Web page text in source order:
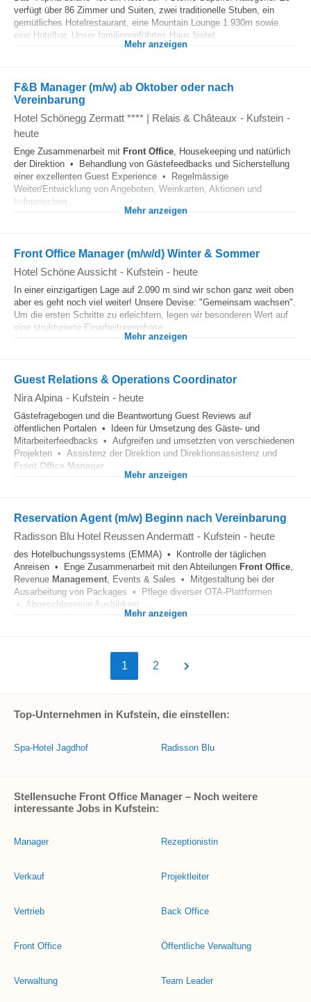
verfügt über 86 Zimmer und Suiten, zwei traditionelle Stuben, ein
gemütliches Hotelrestaurant, eine Mountain Lounge 1.930m sowie
eine Hotelbar. Unser familiengeführtes Haus bietet...
Mehr anzeigen
F&B Manager (m/w) ab Oktober oder nach
Vereinbarung
Hotel Schönegg Zermatt **** | Relais & Châteaux - Kufstein -
heute
Enge Zusammenarbeit mit Front Office, Housekeeping und natürlich
der Direktion • Behandlung von Gästefeedbacks und Sicherstellung
einer exzellenten Guest Experience • Regelmässige
Weiter/Entwicklung von Angeboten, Weinkarten, Aktionen und
kulinarischen...
Mehr anzeigen
Front Office Manager (m/w/d) Winter & Sommer
Hotel Schöne Aussicht - Kufstein - heute
In einer einzigartigen Lage auf 2.090 m sind wir schon ganz weit oben
aber es geht noch viel weiter! Unsere Devise: "Gemeinsam wachsen".
Um die ersten Schritte zu erleichtern, legen wir besonderen Wert auf
eine strukturierte Einarbeitungsphase...
Mehr anzeigen
Guest Relations & Operations Coordinator
Nira Alpina - Kufstein - heute
Gästefragebogen und die Beantwortung Guest Reviews auf
öffentlichen Portalen • Ideen für Umsetzung des Gäste- und
Mitarbeiterfeedbacks • Aufgreifen und umsetzten von verschiedenen
Projekten • Assistenz der Direktion und Direktionsassistenz und
Front Office Manager
Mehr anzeigen
Reservation Agent (m/w) Beginn nach Vereinbarung
Radisson Blu Hotel Reussen Andermatt - Kufstein - heute
des Hotelbuchungssystems (EMMA) • Kontrolle der täglichen
Anreisen • Enge Zusammenarbeit mit den Abteilungen Front Office,
Revenue Management, Events & Sales • Mitgestaltung bei der
Ausarbeitung von Packages • Pflege diverser OTA-Plattformen
• Abgeschlossene Ausbildung...
Mehr anzeigen
1 2
Top-Unternehmen in Kufstein, die einstellen:
Spa-Hotel Jagdhof Radisson Blu
Stellensuche Front Office Manager – Noch weitere
interessante Jobs in Kufstein:
Manager
Verkauf
Vertrieb
Front Office
Verwaltung
Rezeptionistin
Projektleiter
Back Office
Öffentliche Verwaltung
Team Leader